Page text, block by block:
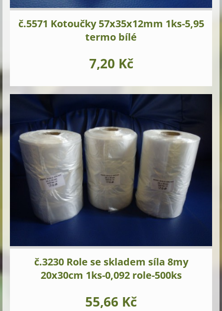
č.5571 Kotoučky 57x35x12mm 1ks-5,95
termo bílé
7,20 Kč
č.3230 Role se skladem síla 8my
20x30cm 1ks-0,092 role-500ks
55,66 Kč